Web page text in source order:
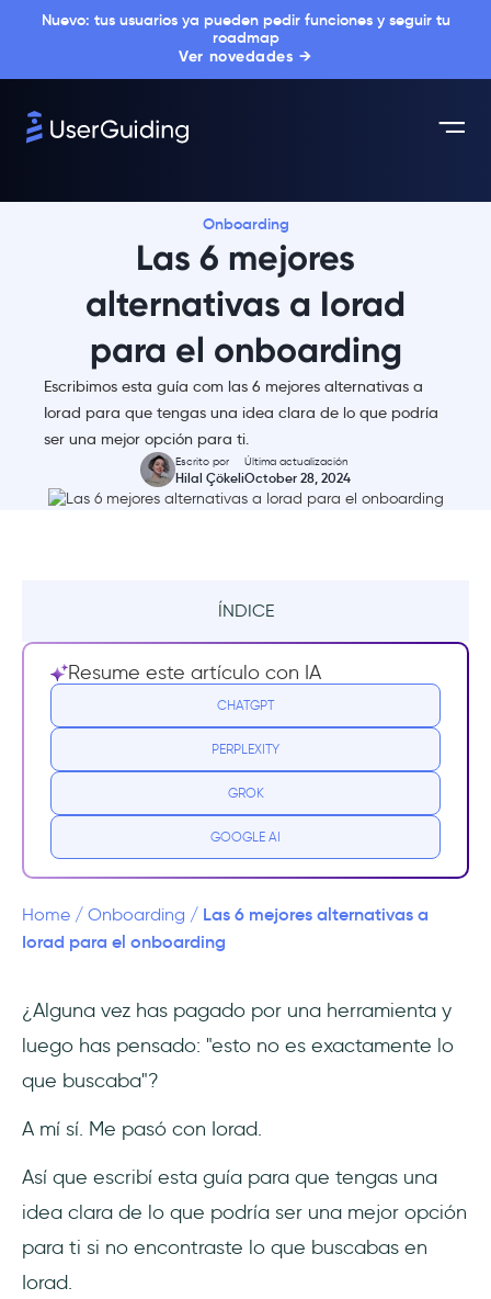
Nuevo: tus usuarios ya pueden pedir funciones y seguir tu
roadmap
Ver novedades →
Onboarding
Las 6 mejores
alternativas a Iorad
para el onboarding
Escribimos esta guía com las 6 mejores alternativas a
Iorad para que tengas una idea clara de lo que podría
ser una mejor opción para ti.
Escrito por
Hilal Çökeli
Última actualización
October 28, 2024
ÍNDICE
Resumen
Precios de Iorad
Por qué necesita una alternativa a Iorad
Mejores alternativas a Iorad
2- Iorad vs. WalkMe
5- Iorad vs. Intro.js
6- Iorad vs. Shepherd.js
Resume este artículo con IA
CHATGPT
PERPLEXITY
GROK
GOOGLE AI
Home / Onboarding / Las 6 mejores alternativas a
Iorad para el onboarding
¿Alguna vez has pagado por una herramienta y
luego has pensado: "esto no es exactamente lo
que buscaba"?
A mí sí. Me pasó con Iorad.
Así que escribí esta guía para que tengas una
idea clara de lo que podría ser una mejor opción
para ti si no encontraste lo que buscabas en
Iorad.